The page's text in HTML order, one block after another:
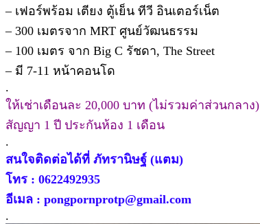
– เฟอร์พร้อม เตียง ตู้เย็น ทีวี อินเตอร์เน็ต
– 300 เมตรจาก MRT ศูนย์วัฒนธรรม
– 100 เมตร จาก Big C รัชดา, The Street
– มี 7-11 หน้าคอนโด
.
ให้เช่าเดือนละ 20,000 บาท (ไม่รวมค่าส่วนกลาง)
สัญญา 1 ปี ประกันห้อง 1 เดือน
.
สนใจติดต่อได้ที่ ภัทรานิษฐ์ (แตม)
โทร : 0622492935
อีเมล : pongpornprotp@gmail.com
.